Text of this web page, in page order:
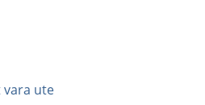
ute